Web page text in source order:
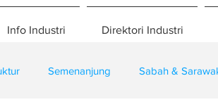
Info Industri Direktori Industri
Semenanjung Sabah &